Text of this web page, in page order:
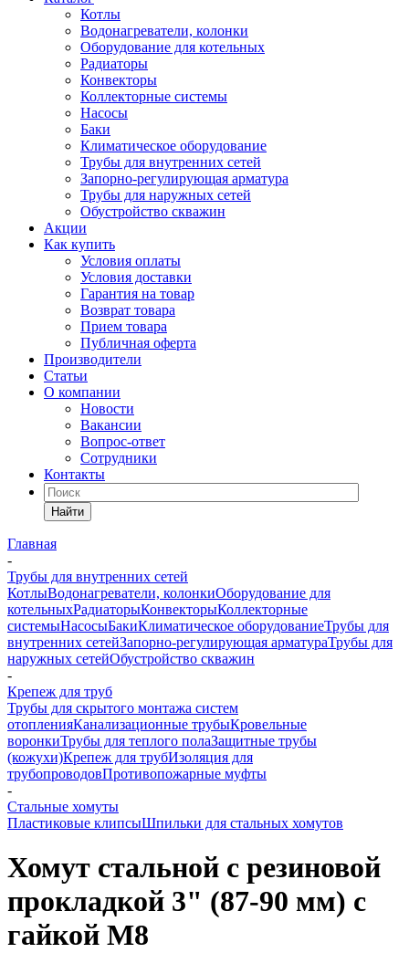
Котлы
Водонагреватели, колонки
Оборудование для котельных
Радиаторы
Конвекторы
Коллекторные системы
Насосы
Баки
Климатическое оборудование
Трубы для внутренних сетей
Запорно-регулирующая арматура
Трубы для наружных сетей
Обустройство скважин
Акции
Как купить
Условия оплаты
Условия доставки
Гарантия на товар
Возврат товара
Прием товара
Публичная оферта
Производители
Статьи
О компании
Новости
Вакансии
Вопрос-ответ
Сотрудники
Контакты
Найти
Главная
-
Трубы для внутренних сетей
КотлыВодонагреватели, колонкиОборудование для
котельныхРадиаторыКонвекторыКоллекторные
системыНасосыБакиКлиматическое оборудованиеТрубы для
внутренних сетейЗапорно-регулирующая арматураТрубы для
наружных сетейОбустройство скважин
-
Крепеж для труб
Трубы для скрытого монтажа систем
отопленияКанализационные трубыКровельные
воронкиТрубы для теплого полаЗащитные трубы
(кожухи)Крепеж для трубИзоляция для
трубопроводовПротивопожарные муфты
-
Стальные хомуты
Пластиковые клипсыШпильки для стальных хомутов
Хомут стальной с резиновой
прокладкой 3" (87-90 мм) с
гайкой М8